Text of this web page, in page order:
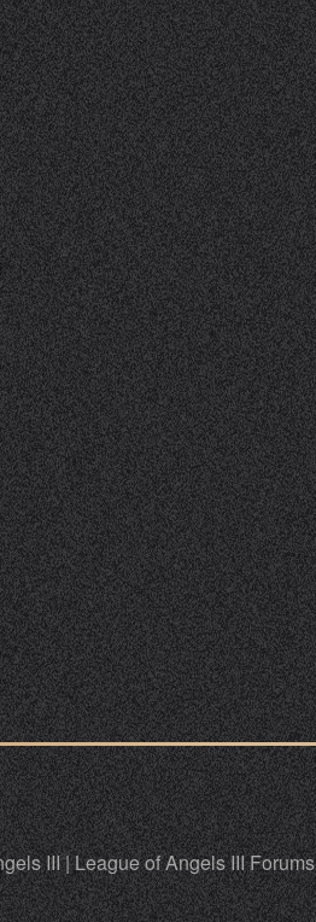
III|League of Angels III Forums